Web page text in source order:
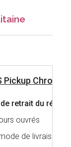
Pickup
retrait du
ouvrés
de livraison à